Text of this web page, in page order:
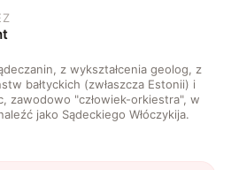
z wykształcenia geolog, z
bałtyckich (zwłaszcza Estonii) i
zawodowo "człowiek-orkiestra", w
jako Sądeckiego Włóczykija.